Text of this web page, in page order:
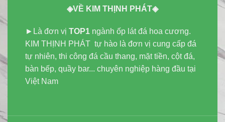
◈VỀ KIM THỊNH PHÁT◈
►Là đơn vị TOP1 ngành ốp lát đá hoa cương.
KIM THỊNH PHÁT tự hào là đơn vị cung cấp đá
tự nhiên, thi công đá cầu thang, mặt tiền, cột đá,
bàn bếp, quầy bar... chuyên nghiệp hàng đầu tại
Việt Nam